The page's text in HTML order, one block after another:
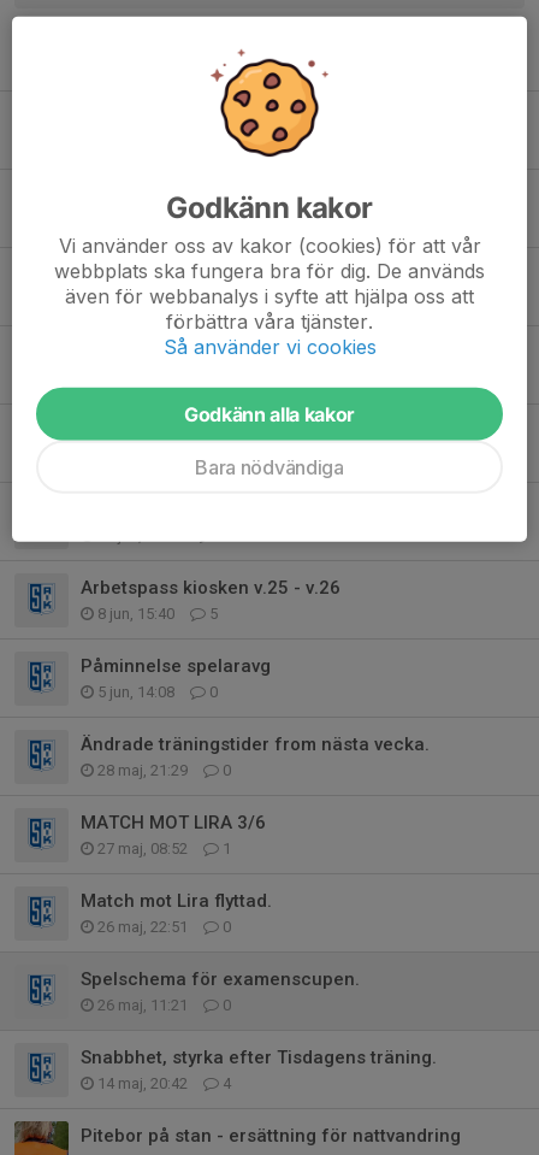
SAIK-häften
2 aug, 14:21 0
Träning under Juli månad.
29 jun, 09:11 1
Inför helgen ⚽️
Arbetspass kiosken v.25 - v.26
8 jun, 15:40 5
Påminnelse spelaravg
5 jun, 14:08 0
Ändrade träningstider from nästa vecka.
28 maj, 21:29 0
MATCH MOT LIRA 3/6
27 maj, 08:52 1
Match mot Lira flyttad.
26 maj, 22:51 0
Spelschema för examenscupen.
26 maj, 11:21 0
Snabbhet, styrka efter Tisdagens träning.
14 maj, 20:42 4
Pitebor på stan - ersättning för nattvandring
Godkänn kakor
Vi använder oss av kakor (cookies) för att vår
webbplats ska fungera bra för dig. De används
även för webbanalys i syfte att hjälpa oss att
förbättra våra tjänster.
Så använder vi cookies
Godkänn alla kakor
Bara nödvändiga